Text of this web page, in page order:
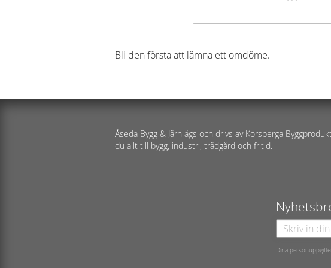
Bli den första att lämna ett omdöme.
Åseda Bygg & Järn ägs och drivs av Korsberga
du allt till bygg, industri, trädgård och fritid.
Dina